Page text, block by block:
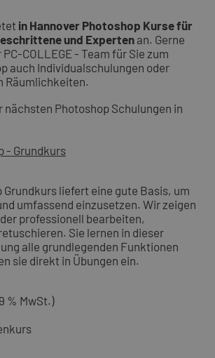
in Hannover Photoshop Kurse für
und Experten an. Gerne
COLLEGE - Team für Sie zum
auch Individualschulungen oder
Räumlichkeiten.
nächsten Photoshop Schulungen in
- Grundkurs
Grundkurs liefert eine gute Basis, um
umfassend einzusetzen. Wir zeigen
professionell bearbeiten,
Sie lernen in dieser
alle grundlegenden Funktionen
sie direkt in Übungen ein.
% MwSt.)